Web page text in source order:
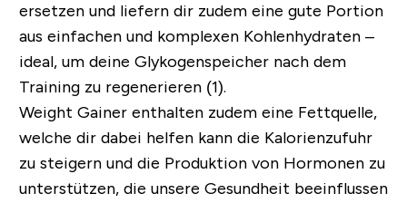
ersetzen und liefern dir zudem eine gute Portion
aus einfachen und komplexen Kohlenhydraten –
ideal, um deine Glykogenspeicher nach dem
Training zu regenerieren (1).
Weight Gainer enthalten zudem eine Fettquelle,
welche dir dabei helfen kann die Kalorienzufuhr
zu steigern und die Produktion von Hormonen zu
unterstützen, die unsere Gesundheit beeinflussen